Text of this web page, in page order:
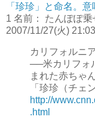
「珍珍」と命名。
1 名前： たんぽぽ
2007/11/27(火)
カリフォルニ
──米カリフォ
まれた赤ちゃ
「珍珍（チェ
http://
.html